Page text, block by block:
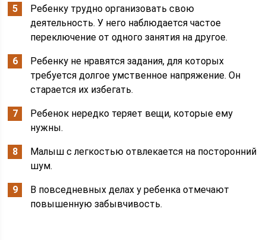
Ребенку трудно организовать свою
деятельность. У него наблюдается частое
переключение от одного занятия на другое.
Ребенку не нравятся задания, для которых
требуется долгое умственное напряжение. Он
старается их избегать.
Ребенок нередко теряет вещи, которые ему
нужны.
Малыш с легкостью отвлекается на посторонний
шум.
В повседневных делах у ребенка отмечают
повышенную забывчивость.